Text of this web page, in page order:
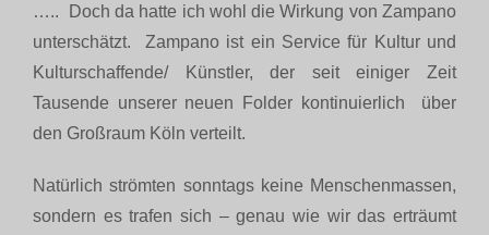
….. Doch da hatte ich wohl die Wirkung von Zampano
unterschätzt. Zampano ist ein Service für Kultur und
Kulturschaffende/ Künstler, der seit einiger Zeit
Tausende unserer neuen Folder kontinuierlich über
den Großraum Köln verteilt.
Natürlich strömten sonntags keine Menschenmassen,
sondern es trafen sich – genau wie wir das erträumt